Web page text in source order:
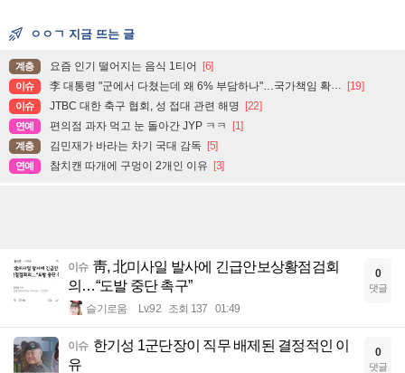
ㅇㅇㄱ 지금 뜨는 글
계층 요즘 인기 떨어지는 음식 1티어 [6]
이슈 李 대통령 "군에서 다쳤는데 왜 6% 부담하나"…국가책임 확대 주문 [19]
이슈 JTBC 대한 축구 협회, 성 접대 관련 해명 [22]
연예 편의점 과자 먹고 눈 돌아간 JYP ㅋㅋ [1]
계층 김민재가 바라는 차기 국대 감독 [5]
연예 참치캔 따개에 구멍이 2개인 이유 [3]
이슈 靑, 北미사일 발사에 긴급안보상황점검회
의…“도발 중단 촉구”
슬기로움 Lv.92 조회 137 01:49
0
댓글
이슈 한기성 1군단장이 직무 배제된 결정적인 이
유
0
댓글